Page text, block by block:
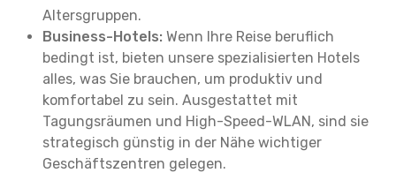
Altersgruppen.
Business-Hotels: Wenn Ihre Reise beruflich
bedingt ist, bieten unsere spezialisierten Hotels
alles, was Sie brauchen, um produktiv und
komfortabel zu sein. Ausgestattet mit
Tagungsräumen und High-Speed-WLAN, sind sie
strategisch günstig in der Nähe wichtiger
Geschäftszentren gelegen.